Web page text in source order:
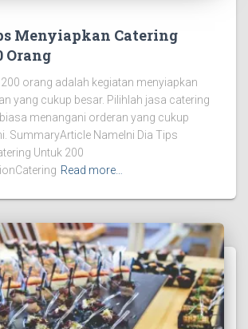
Menyiapkan Catering
Orang
orang adalah kegiatan menyiapkan
yang cukup besar. Pilihlah jasa catering
menangani orderan yang cukup
SummaryArticle NameIni Dia Tips
Untuk 200
Read more…